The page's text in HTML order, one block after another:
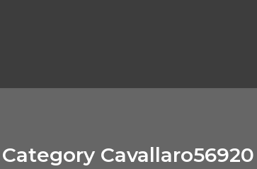
Category Cavallaro56920